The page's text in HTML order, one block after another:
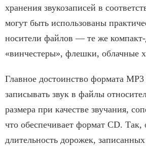
хранения звукозаписей в
могут быть использованы
носители файлов — те же
«винчестеры», флешки, облачные
Главное достоинство формата
записывать звук в файлы
размера при качестве звучания,
что обеспечивает формат CD. Так,
длительность дорожек,